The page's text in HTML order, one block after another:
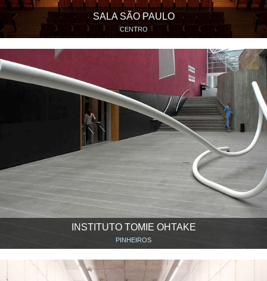
SALA SÃO PAULO
CENTRO
INSTITUTO TOMIE OHTAKE
PINHEIROS